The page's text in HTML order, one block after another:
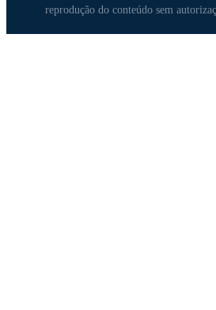
reprodução do conteúdo sem